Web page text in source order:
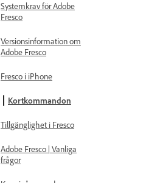
Systemkrav för Adobe
Fresco
Versionsinformation om
Adobe Fresco
Fresco i iPhone
Kortkommandon
Tillgänglighet i Fresco
Adobe Fresco | Vanliga
frågor